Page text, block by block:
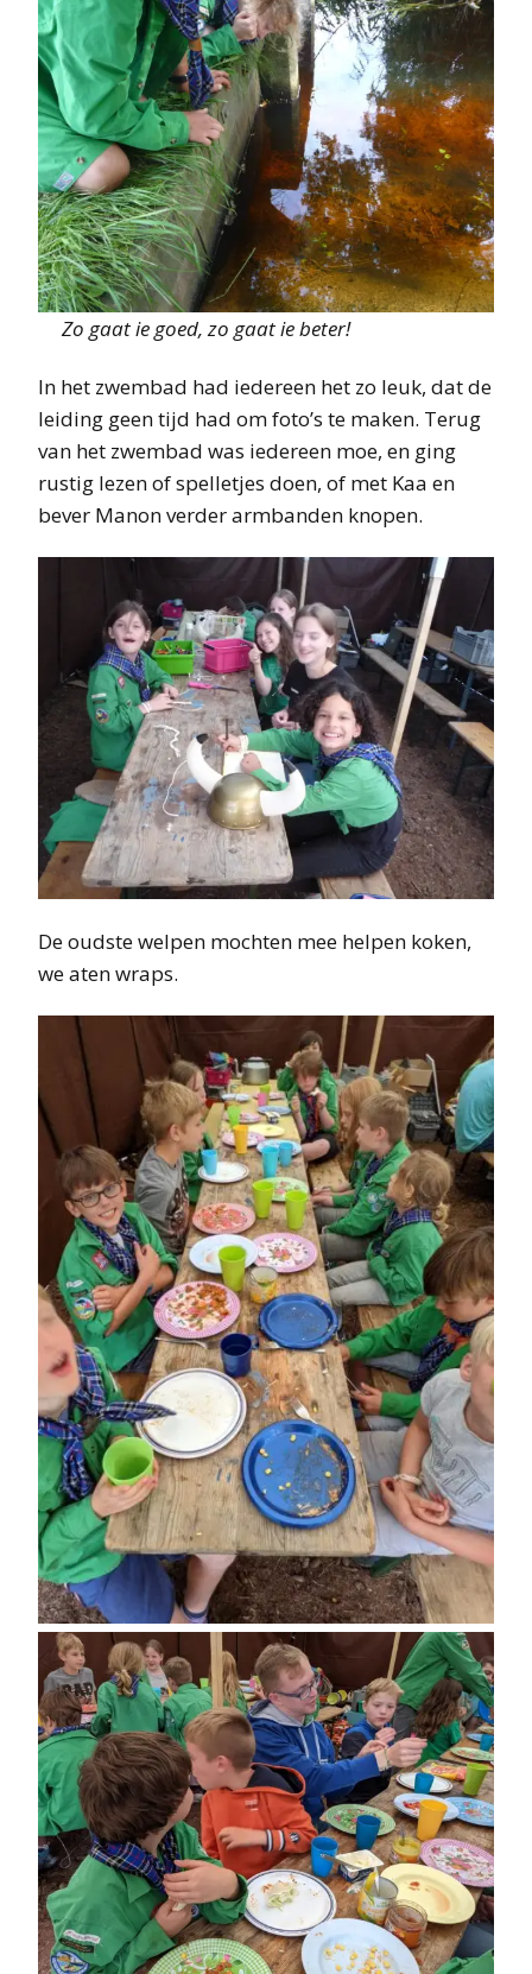
Zo gaat ie goed, zo gaat ie beter!
In het zwembad had iedereen het zo leuk, dat de
leiding geen tijd had om foto’s te maken. Terug
van het zwembad was iedereen moe, en ging
rustig lezen of spelletjes doen, of met Kaa en
bever Manon verder armbanden knopen.
De oudste welpen mochten mee helpen koken,
we aten wraps.